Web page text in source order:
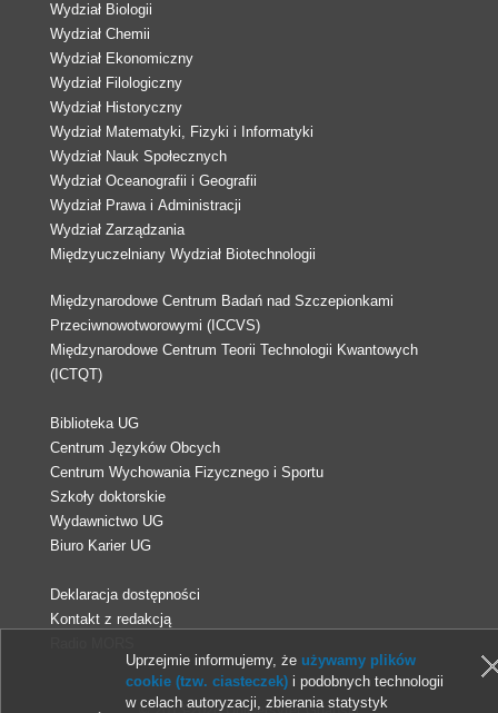
Wydział Biologii
Wydział Chemii
Wydział Ekonomiczny
Wydział Filologiczny
Wydział Historyczny
Wydział Matematyki, Fizyki i Informatyki
Wydział Nauk Społecznych
Wydział Oceanografii i Geografii
Wydział Prawa i Administracji
Wydział Zarządzania
Międzyuczelniany Wydział Biotechnologii
Międzynarodowe Centrum Badań nad Szczepionkami
Przeciwnowotworowymi (ICCVS)
Międzynarodowe Centrum Teorii Technologii Kwantowych
(ICTQT)
Biblioteka UG
Centrum Języków Obcych
Centrum Wychowania Fizycznego i Sportu
Szkoły doktorskie
Wydawnictwo UG
Biuro Karier UG
Deklaracja dostępności
Kontakt z redakcją
Uprzejmie informujemy, że używamy plików
cookie (tzw. ciasteczek) i podobnych technologii
w celach autoryzacji, zbierania statystyk